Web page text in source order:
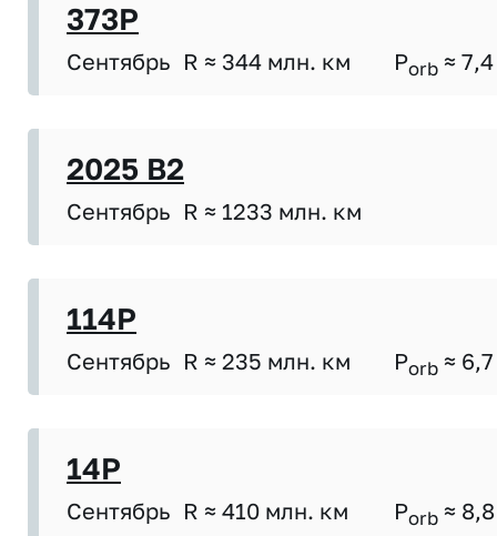
373P
Сентябрь R ≈ 344 млн. км Porb ≈ 7,4
2025 B2
Сентябрь R ≈ 1233 млн. км
114P
Сентябрь R ≈ 235 млн. км Porb ≈ 6,7
14P
Сентябрь R ≈ 410 млн. км Porb ≈ 8,8